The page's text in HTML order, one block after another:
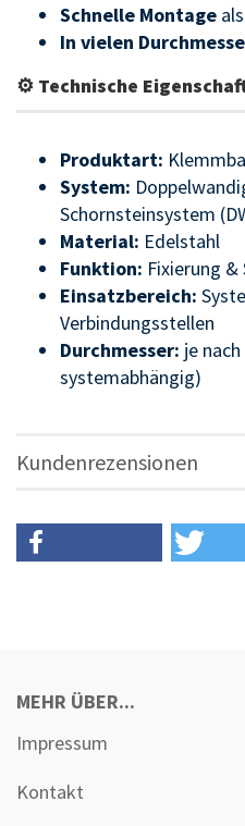
Schnelle Montage
In vielen
⚙ Technische
Produktart:
System:
Schornsteinsystem
Material: Edelstahl
Funktion: Fixierung &
Einsatzbereich:
Verbindungsstellen
Durchmesser: je
systemabhängig)
Kundenrezensionen
MEHR ÜBER...
Impressum
Kontakt